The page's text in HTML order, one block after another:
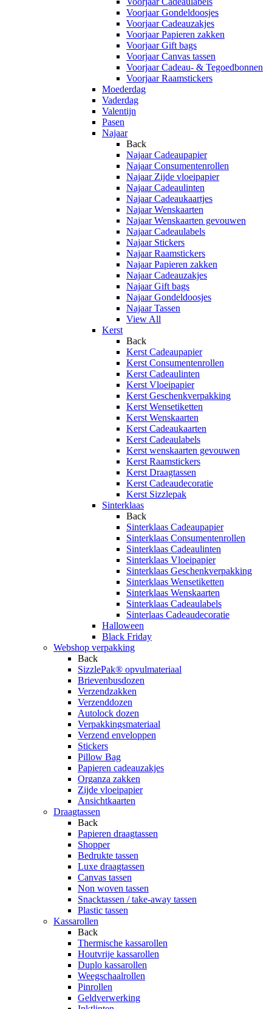
Voorjaar Gondeldoosjes
Voorjaar Cadeauzakjes
Voorjaar Papieren zakken
Voorjaar Gift bags
Voorjaar Canvas tassen
Voorjaar Cadeau- & Tegoedbonnen
Voorjaar Raamstickers
Moederdag
Vaderdag
Valentijn
Pasen
Najaar
Back
Najaar Cadeaupapier
Najaar Consumentenrollen
Najaar Zijde vloeipapier
Najaar Cadeaulinten
Najaar Cadeaukaartjes
Najaar Wenskaarten
Najaar Wenskaarten gevouwen
Najaar Cadeaulabels
Najaar Stickers
Najaar Raamstickers
Najaar Papieren zakken
Najaar Cadeauzakjes
Najaar Gift bags
Najaar Gondeldoosjes
Najaar Tassen
View All
Kerst
Back
Kerst Cadeaupapier
Kerst Consumentenrollen
Kerst Cadeaulinten
Kerst Vloeipapier
Kerst Geschenkverpakking
Kerst Wensetiketten
Kerst Wenskaarten
Kerst Cadeaukaarten
Kerst Cadeaulabels
Kerst wenskaarten gevouwen
Kerst Raamstickers
Kerst Draagtassen
Kerst Cadeaudecoratie
Kerst Sizzlepak
Sinterklaas
Back
Sinterklaas Cadeaupapier
Sinterklaas Consumentenrollen
Sinterklaas Cadeaulinten
Sinterklaas Vloeipapier
Sinterklaas Geschenkverpakking
Sinterklaas Wensetiketten
Sinterklaas Wenskaarten
Sinterklaas Cadeaulabels
Sinterlaas Cadeaudecoratie
Halloween
Black Friday
Webshop verpakking
Back
SizzlePak® opvulmateriaal
Brievenbusdozen
Verzendzakken
Verzenddozen
Autolock dozen
Verpakkingsmateriaal
Verzend enveloppen
Stickers
Pillow Bag
Papieren cadeauzakjes
Organza zakken
Zijde vloeipapier
Ansichtkaarten
Draagtassen
Back
Papieren draagtassen
Shopper
Bedrukte tassen
Luxe draagtassen
Canvas tassen
Non woven tassen
Snacktassen / take-away tassen
Plastic tassen
Kassarollen
Back
Thermische kassarollen
Houtvrije kassarollen
Duplo kassarollen
Weegschaalrollen
Pinrollen
Geldverwerking